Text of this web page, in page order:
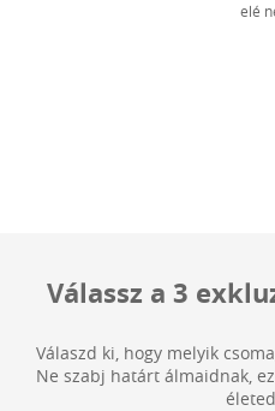
elé
Válassz a 3
Válaszd ki, hogy melyik
Ne szabj határt álmaidnak,